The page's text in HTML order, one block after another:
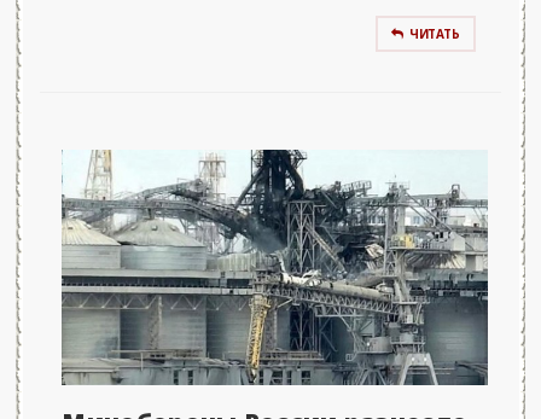
ЧИТАТЬ